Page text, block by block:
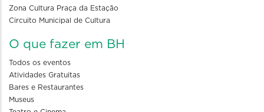
Zona Cultura Praça da Estação
Circuito Municipal de Cultura
O que fazer em BH
Todos os eventos
Atividades Gratuitas
Bares e Restaurantes
Museus